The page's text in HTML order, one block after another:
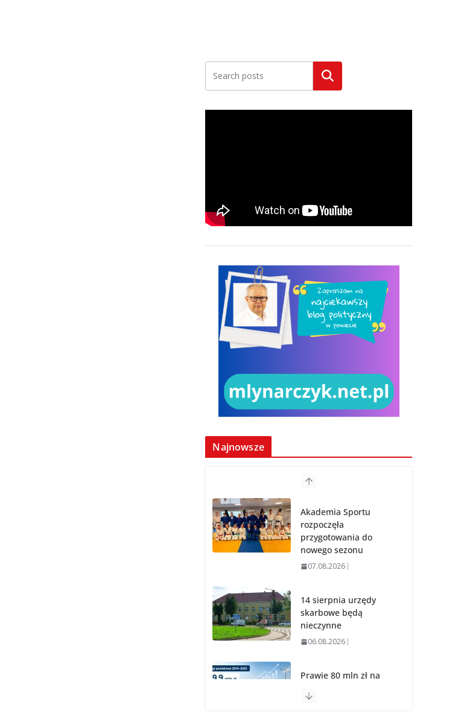
Szukaj
Najnowsze
Akademia Sportu
rozpoczęła
przygotowania do
nowego sezonu
07.08.2026
14 sierpnia urzędy
skarbowe będą
nieczynne
06.08.2026
Prawie 80 mln zł na
gminy?